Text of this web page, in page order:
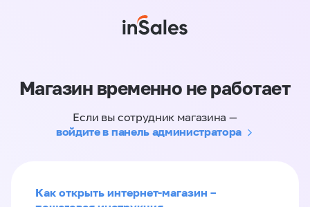
Магазин временно не работает
Если вы сотрудник магазина —
войдите в панель администратора
Как открыть интернет-магазин –